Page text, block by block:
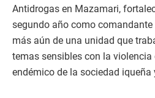
Antidrogas en Mazamari,
segundo año como
más aún de una unidad que
temas sensibles con la violencia
endémico de la sociedad iqueña